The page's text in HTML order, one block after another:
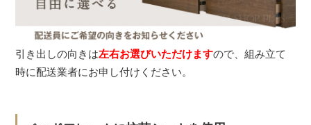
引き出しの向きは左右お選びいただけますので、組み立て
時に配送業者にお申し付けください。